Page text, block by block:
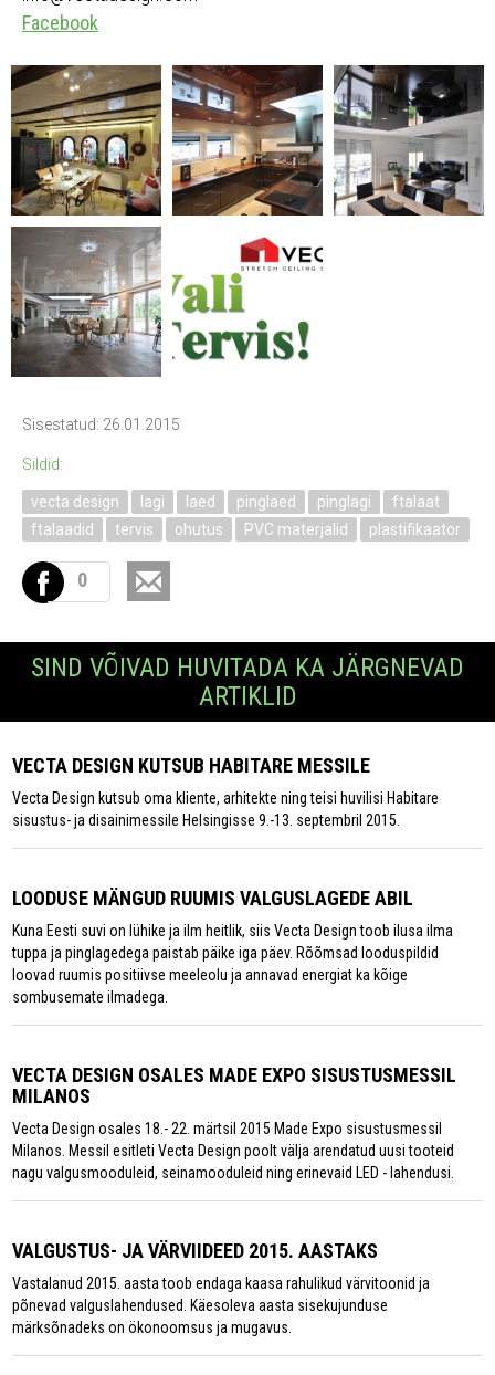
Facebook
Sisestatud: 26.01.2015
Sildid:
vecta design lagi laed pinglaed pinglagi
ftalaat
ftalaadid
tervis ohutus PVC materjalid plastifikaator
0
SIND VÕIVAD HUVITADA KA JÄRGNEVAD
ARTIKLID
VECTA DESIGN KUTSUB HABITARE MESSILE
Vecta Design kutsub oma kliente, arhitekte ning teisi huvilisi Habitare
sisustus- ja disainimessile Helsingisse 9.-13. septembril 2015.
LOODUSE MÄNGUD RUUMIS VALGUSLAGEDE ABIL
Kuna Eesti suvi on lühike ja ilm heitlik, siis Vecta Design toob ilusa ilma
tuppa ja pinglagedega paistab päike iga päev. Rõõmsad looduspildid
loovad ruumis positiivse meeleolu ja annavad energiat ka kõige
sombusemate ilmadega.
VECTA DESIGN OSALES MADE EXPO SISUSTUSMESSIL
MILANOS
Vecta Design osales 18.- 22. märtsil 2015 Made Expo sisustusmessil
Milanos. Messil esitleti Vecta Design poolt välja arendatud uusi tooteid
nagu valgusmooduleid, seinamooduleid ning erinevaid LED - lahendusi.
VALGUSTUS- JA VÄRVIIDEED 2015. AASTAKS
Vastalanud 2015. aasta toob endaga kaasa rahulikud värvitoonid ja
põnevad valguslahendused. Käesoleva aasta sisekujunduse
märksõnadeks on ökonoomsus ja mugavus.